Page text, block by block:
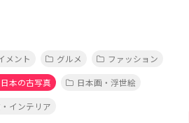
メント グルメ
ファッション
日本の古写真
日本画・浮世絵
インテリア